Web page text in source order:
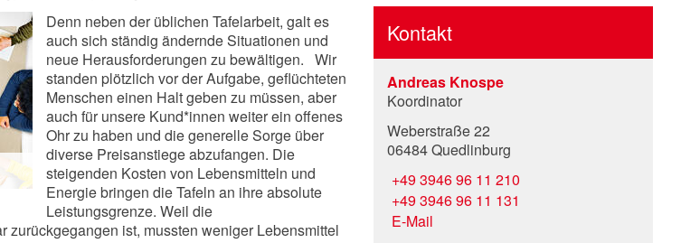
Denn neben der üblichen Tafelarbeit, galt es
auch sich ständig ändernde Situationen und
neue Herausforderungen zu bewältigen. Wir
standen plötzlich vor der Aufgabe, geflüchteten
Menschen einen Halt geben zu müssen, aber
auch für unsere Kund*innen weiter ein offenes
Ohr zu haben und die generelle Sorge über
diverse Preisanstiege abzufangen. Die
steigenden Kosten von Lebensmitteln und
Energie bringen die Tafeln an ihre absolute
Leistungsgrenze. Weil die
zurückgegangen ist, mussten weniger Lebensmittel
Kontakt
Andreas Knospe
Koordinator
Weberstraße 22
06484 Quedlinburg
+49 3946 96 11 210
+49 3946 96 11 131
E-Mail